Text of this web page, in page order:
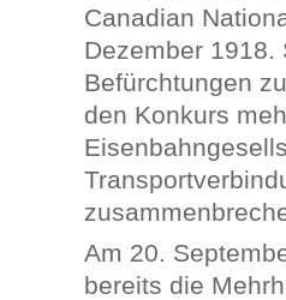
Canadian
Dezember 1918.
Befürchtungen
den Konkurs
Am 20.
bereits die